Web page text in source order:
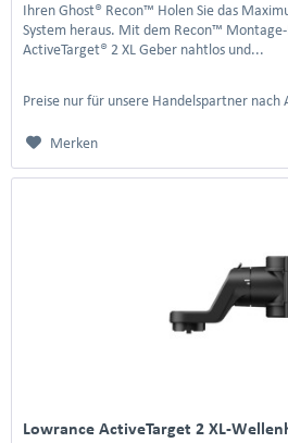
Ihren Ghost® Recon™ Holen Sie das
System heraus. Mit dem Recon™
ActiveTarget® 2 XL Geber nahtlos und...
Preise nur für unsere Handelspartner nach
Merken
Lowrance ActiveTarget 2 XL-